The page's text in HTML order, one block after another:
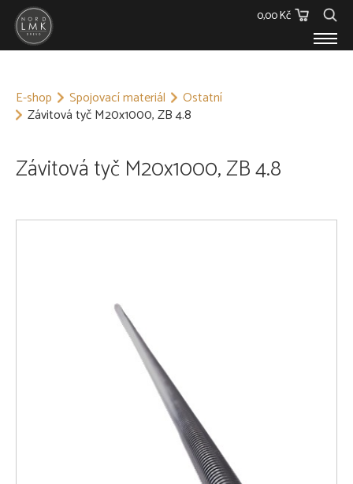
0,00 Kč
Polykarbonáty
Podstřešní fólie
Skleníky
E-shop Spojovací materiál
Ostatní
Závitová tyč M20x1000, ZB 4.8
Závitová tyč M20x1000, ZB 4.8